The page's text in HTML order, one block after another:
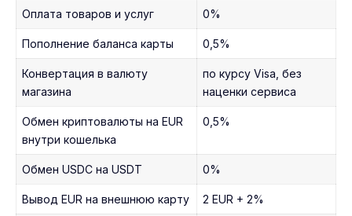
Оплата товаров и услуг 0%
Пополнение баланса карты 0,5%
Конвертация в валюту
магазина
по курсу Visa, без
наценки сервиса
Обмен криптовалюты на EUR
внутри кошелька
0,5%
Обмен USDC на USDT 0%
Вывод EUR на внешнюю карту 2 EUR + 2%